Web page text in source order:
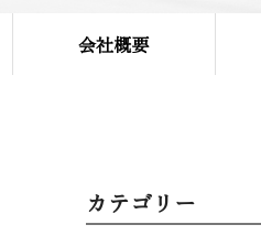
会社概要
カテゴリー